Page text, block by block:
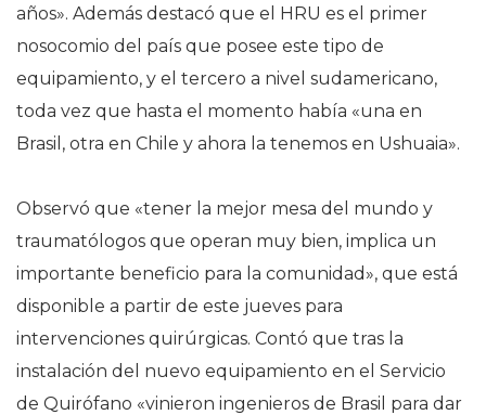
años». Además destacó que el HRU es el primer
nosocomio del país que posee este tipo de
equipamiento, y el tercero a nivel sudamericano,
toda vez que hasta el momento había «una en
Brasil, otra en Chile y ahora la tenemos en Ushuaia».
Observó que «tener la mejor mesa del mundo y
traumatólogos que operan muy bien, implica un
importante beneficio para la comunidad», que está
disponible a partir de este jueves para
intervenciones quirúrgicas. Contó que tras la
instalación del nuevo equipamiento en el Servicio
de Quirófano «vinieron ingenieros de Brasil para dar